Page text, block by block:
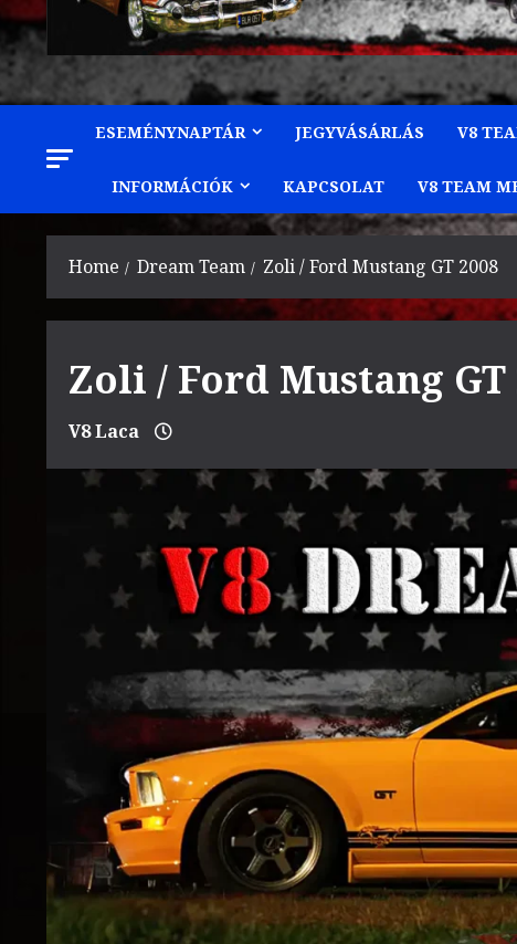
ESEMÉNYNAPTÁR JEGYVÁSÁRLÁS V8
INFORMÁCIÓK KAPCSOLAT V8 TEAM
Home Dream Team Zoli / Ford Mustang GT 2008
Zoli / Ford Mustang GT
V8 Laca